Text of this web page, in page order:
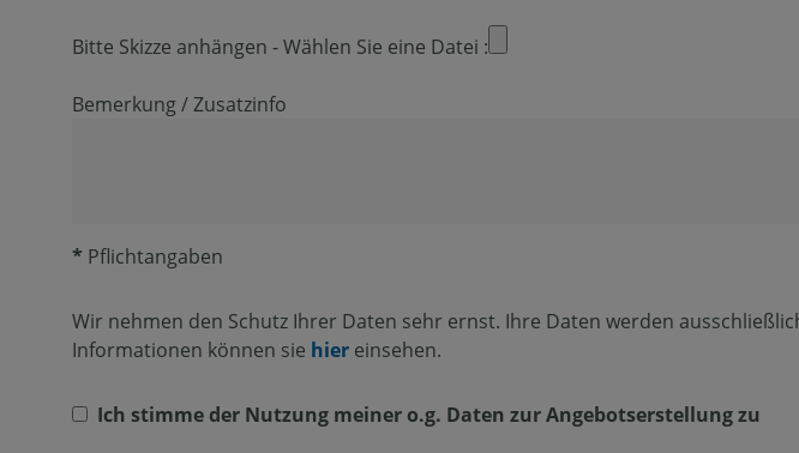
Bitte Skizze anhängen -Wählen Sie eine Datei :
Bemerkung / Zusatzinfo
* Pflichtangaben
Wir nehmen den Schutz Ihrer Daten sehr ernst. Ihre Daten werden
Informationen können sie hier einsehen.
Ich stimme der Nutzung meiner o.g. Daten zur Angebotserstellung zu